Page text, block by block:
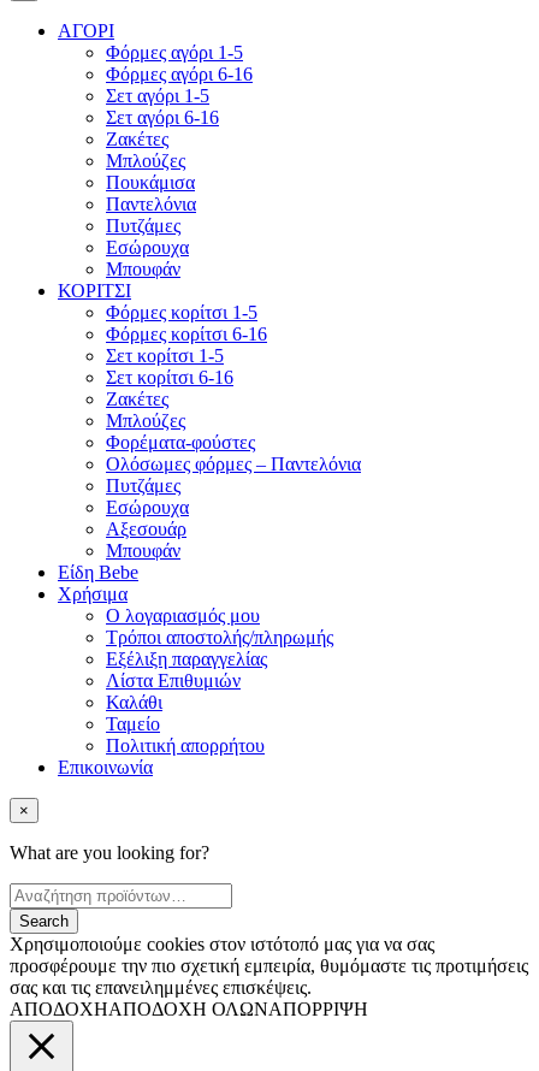
ΑΓΟΡΙ
Φόρμες αγόρι 1-5
Φόρμες αγόρι 6-16
Σετ αγόρι 1-5
Σετ αγόρι 6-16
Ζακέτες
Μπλούζες
Πουκάμισα
Παντελόνια
Πυτζάμες
Εσώρουχα
Μπουφάν
ΚΟΡΙΤΣΙ
Φόρμες κορίτσι 1-5
Φόρμες κορίτσι 6-16
Σετ κορίτσι 1-5
Σετ κορίτσι 6-16
Ζακέτες
Μπλούζες
Φορέματα-φούστες
Ολόσωμες φόρμες – Παντελόνια
Πυτζάμες
Εσώρουχα
Αξεσουάρ
Μπουφάν
Είδη Bebe
Χρήσιμα
Ο λογαριασμός μου
Τρόποι αποστολής/πληρωμής
Εξέλιξη παραγγελίας
Λίστα Επιθυμιών
Καλάθι
Ταμείο
Πολιτική απορρήτου
Επικοινωνία
×
What are you looking for?
Χρησιμοποιούμε cookies στον ιστότοπό μας για να σας
προσφέρουμε την πιο σχετική εμπειρία, θυμόμαστε τις προτιμήσεις
σας και τις επανειλημμένες επισκέψεις.
ΑΠΟΔΟΧΗΑΠΟΔΟΧΗ ΟΛΩΝΑΠΟΡΡΙΨΗ